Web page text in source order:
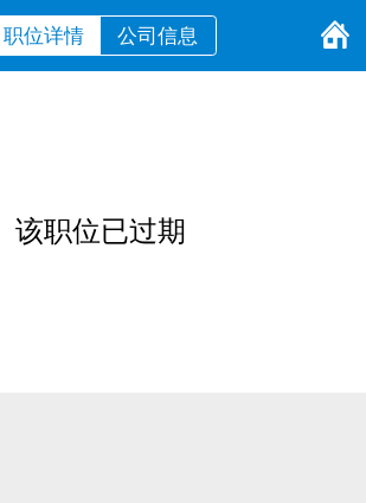
职位详情 公司信息
该职位已过期